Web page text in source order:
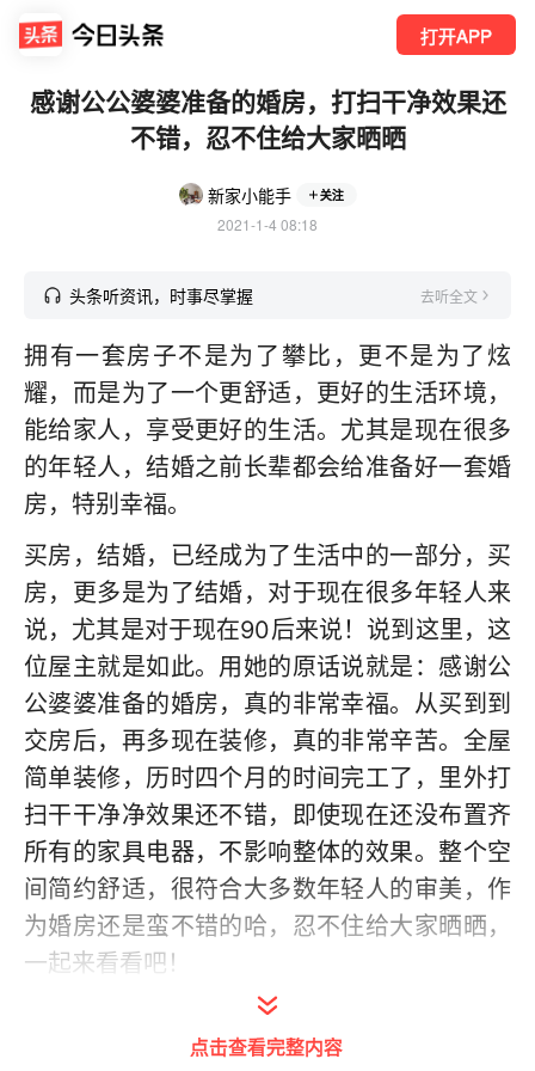
打开APP
感谢公公婆婆准备的婚房，打扫干净效果还
不错，忍不住给大家晒晒
新家小能手 关注
2021-1-4 08:18
头条听资讯，时事尽掌握 去听全文
拥有一套房子不是为了攀比，更不是为了炫
耀，而是为了一个更舒适，更好的生活环境，
能给家人，享受更好的生活。尤其是现在很多
的年轻人，结婚之前长辈都会给准备好一套婚
房，特别幸福。
买房，结婚，已经成为了生活中的一部分，买
房，更多是为了结婚，对于现在很多年轻人来
说，尤其是对于现在90后来说！说到这里，这
位屋主就是如此。用她的原话说就是：感谢公
公婆婆准备的婚房，真的非常幸福。从买到到
交房后，再多现在装修，真的非常辛苦。全屋
简单装修，历时四个月的时间完工了，里外打
扫干干净净效果还不错，即使现在还没布置齐
所有的家具电器，不影响整体的效果。整个空
间简约舒适，很符合大多数年轻人的审美，作
为婚房还是蛮不错的哈，忍不住给大家晒晒，
一起来看看吧！
点击查看完整内容